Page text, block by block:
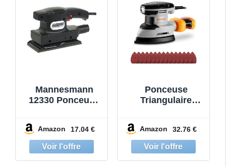
Mannesmann
12330 Ponceuse
Allemagne)
Amazon 17.04 €
Ponceuse
Triangulaire
Electrique 13000
RPM avec
Dépoussiéreur et
15 Abrasifs -
Amazon 32.76 €